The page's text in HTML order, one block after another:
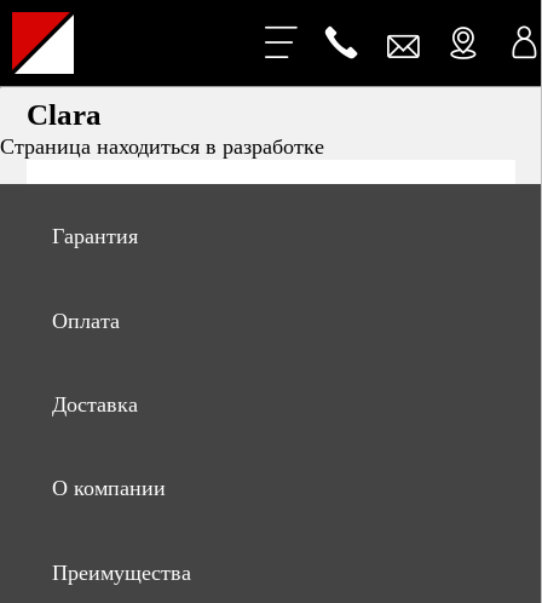
Clara
Страница находиться в разработке
Гарантия
Оплата
Доставка
О компании
Преимущества